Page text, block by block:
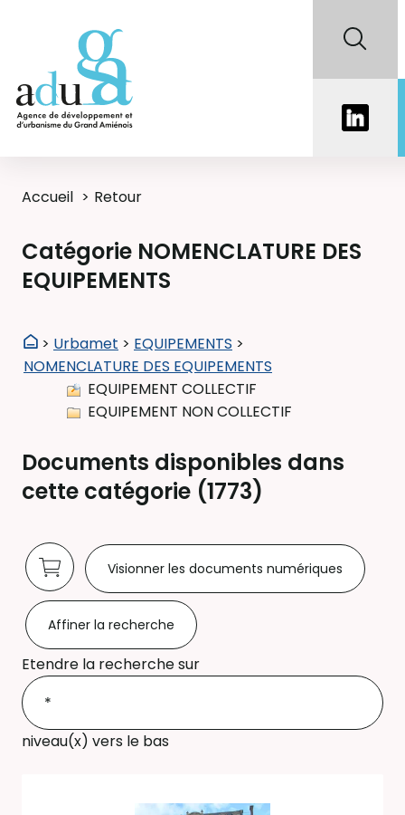
Accueil Retour
Catégorie NOMENCLATURE DES
EQUIPEMENTS
> Urbamet > EQUIPEMENTS >
NOMENCLATURE DES EQUIPEMENTS
EQUIPEMENT COLLECTIF
EQUIPEMENT NON COLLECTIF
Documents disponibles dans
cette catégorie (1773)
Visionner les documents numériques
Affiner la recherche
Etendre la recherche sur
niveau(x) vers le bas